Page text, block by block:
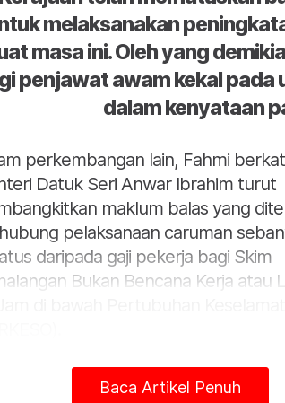
melaksanakan
masa ini. Oleh yang
penjawat awam kekal pada
dalam kenyataan
perkembangan lain, Fahmi
Datuk Seri Anwar Ibrahim turut
maklum balas yang
pelaksanaan caruman
daripada gaji pekerja bagi Skim
Bukan Bencana Kerja atau
itu, Fahmi berkata, Jemaah
caruman berkenaan tidak
Baca Artikel Penuh